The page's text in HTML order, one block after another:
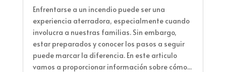
Enfrentarse a un incendio puede ser una
experiencia aterradora, especialmente cuando
involucra a nuestras familias. Sin embargo,
estar preparados y conocer los pasos a seguir
puede marcar la diferencia. En este articulo
vamos a proporcionar información sobre cómo...